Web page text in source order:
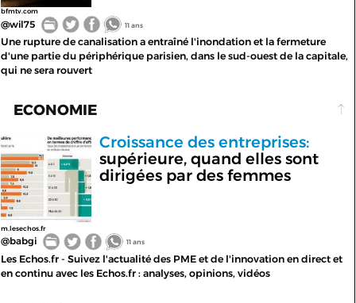
bfmtv.com
@wil75 11 ans
Une rupture de canalisation a entraîné l'inondation et la fermeture
d'une partie du périphérique parisien, dans le sud-ouest de la capitale,
qui ne sera rouvert
ECONOMIE
m.lesechos.fr
Croissance des entreprises:
supérieure, quand elles sont
dirigées par des femmes
@babgi 11 ans
Les Echos.fr - Suivez l'actualité des PME et de l'innovation en direct et
en continu avec les Echos.fr : analyses, opinions, vidéos